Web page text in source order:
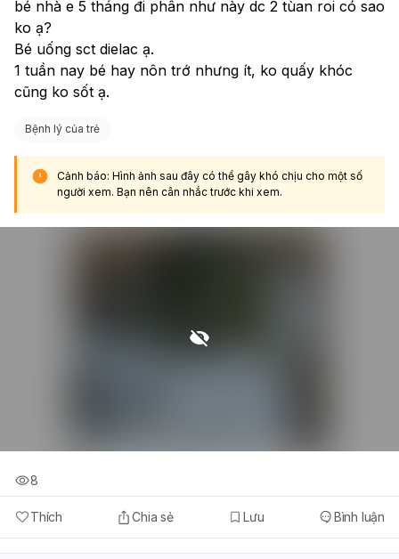
bé nhà e 5 tháng đi phân như này dc 2 tùan roi có sao
ko ạ?
Bé uống sct dielac ạ.
1 tuần nay bé hay nôn trớ nhưng ít, ko quấy khóc
cũng ko sốt ạ.
Bệnh lý của trẻ
Cảnh báo: Hình ảnh sau đây có thể gây khó chịu cho một số
người xem. Bạn nên cân nhắc trước khi xem.
Thích Chia sẻ Lưu Bình luận
8